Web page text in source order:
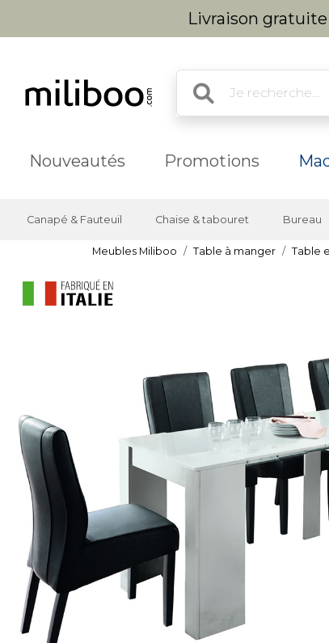
Livraison
Nouveautés Promotions
Canapé & Fauteuil Chaise & tabouret Bureau
Meubles Miliboo Table à manger Table